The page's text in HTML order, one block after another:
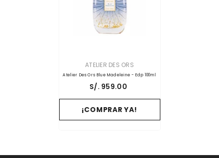
PROVEEDOR:ATELIER DES ORS
Atelier Des Ors Blue Madeleine - Edp 100ml
S/. 959.00
¡COMPRAR YA!